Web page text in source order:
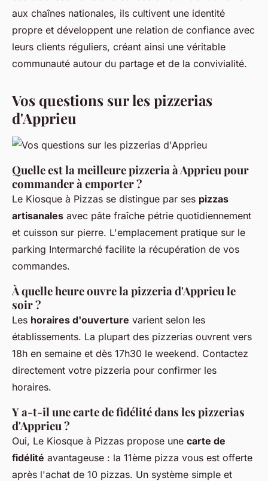
aux chaînes nationales, ils cultivent une identité
propre et développent une relation de confiance avec
leurs clients réguliers, créant ainsi une véritable
communauté autour du partage et de la convivialité.
Vos questions sur les pizzerias
d'Apprieu
Quelle est la meilleure pizzeria à Apprieu pour
commander à emporter ?
Le Kiosque à Pizzas se distingue par ses pizzas
artisanales avec pâte fraîche pétrie quotidiennement
et cuisson sur pierre. L'emplacement pratique sur le
parking Intermarché facilite la récupération de vos
commandes.
À quelle heure ouvre la pizzeria d'Apprieu le
soir ?
Les horaires d'ouverture varient selon les
établissements. La plupart des pizzerias ouvrent vers
18h en semaine et dès 17h30 le weekend. Contactez
directement votre pizzeria pour confirmer les
horaires.
Y a-t-il une carte de fidélité dans les pizzerias
d'Apprieu ?
Oui, Le Kiosque à Pizzas propose une carte de
fidélité avantageuse : la 11ème pizza vous est offerte
après l'achat de 10 pizzas. Un système simple et